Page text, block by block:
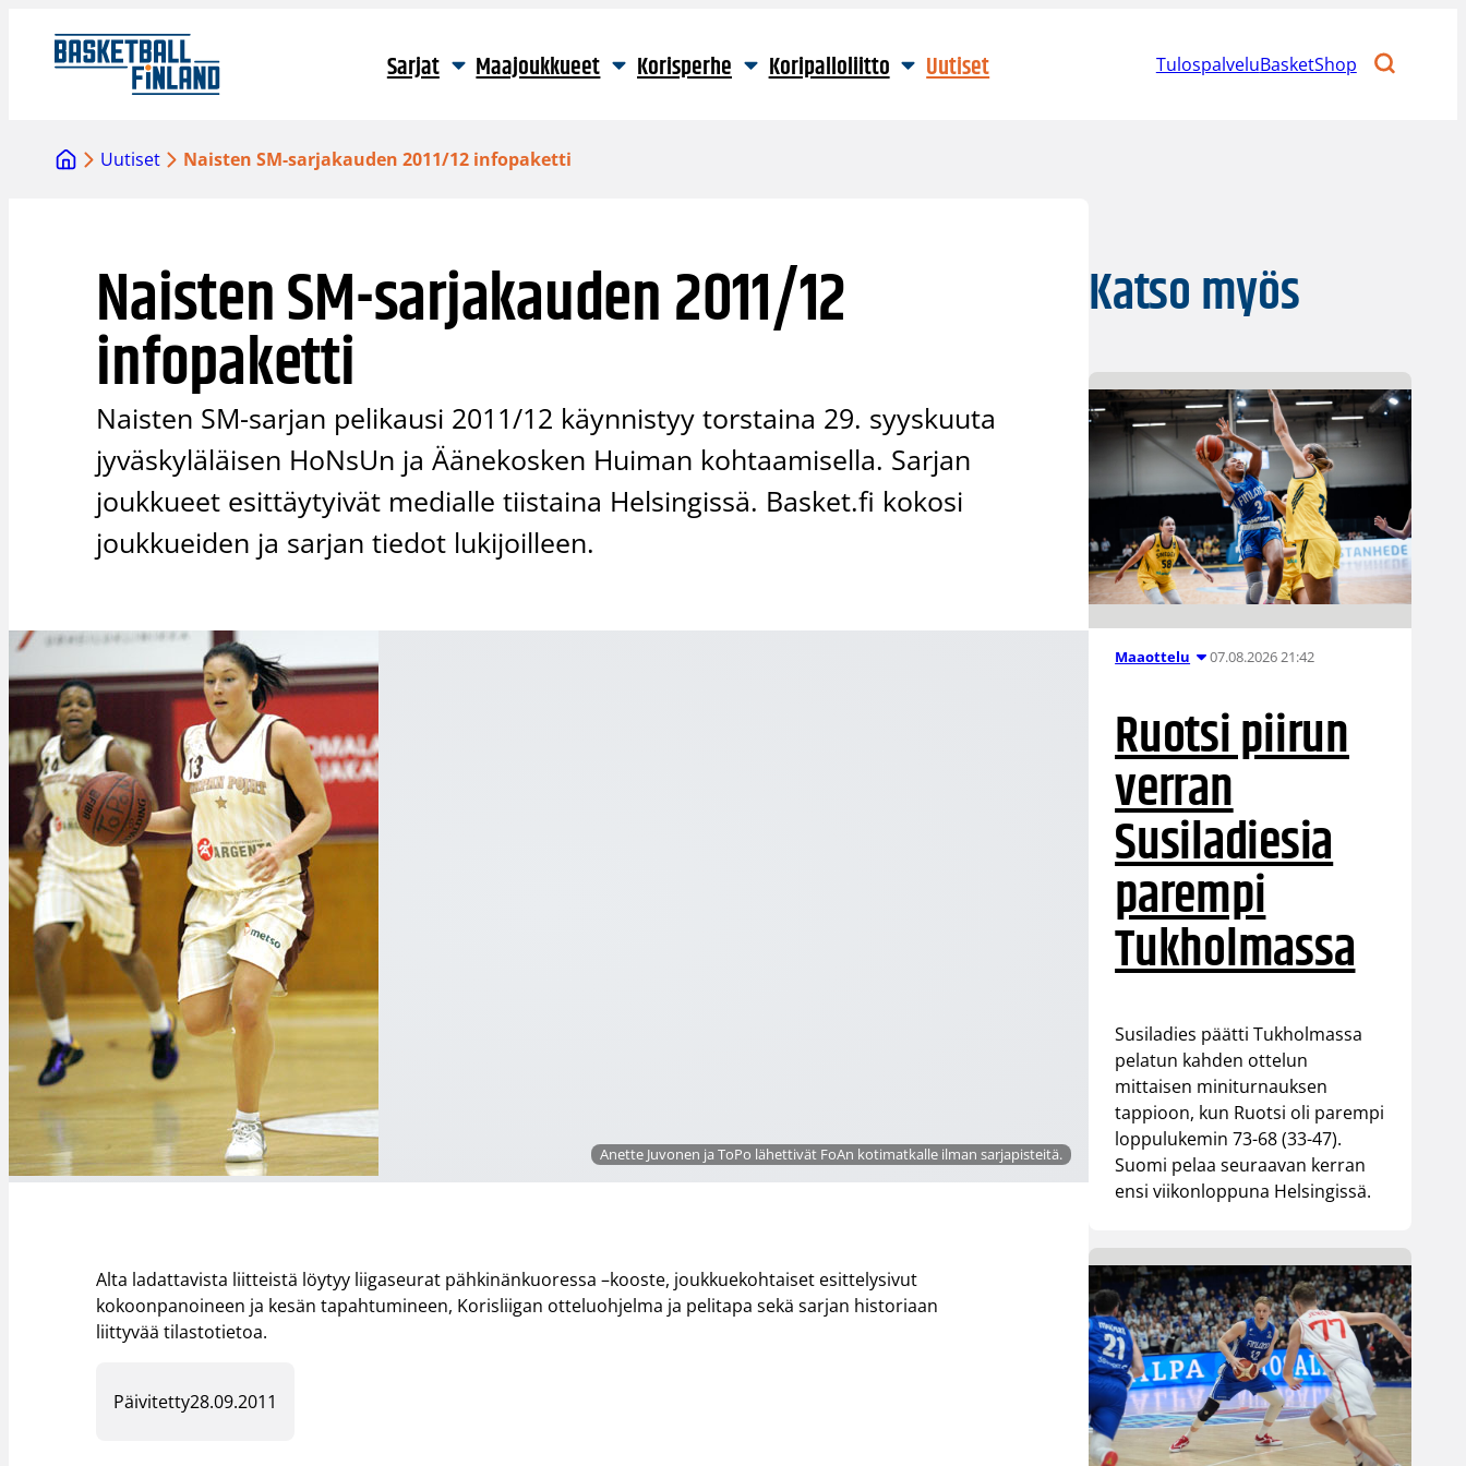
sisältöön
Sarjat Maajoukkueet Korisperhe Koripalloliitto Uutiset TulospalveluBasketShop
Uutiset Naisten SM-sarjakauden 2011/12 infopaketti
Naisten SM-sarjakauden 2011/12
infopaketti
Naisten SM-sarjan pelikausi 2011/12 käynnistyy torstaina 29. syyskuuta
jyväskyläläisen HoNsUn ja Äänekosken Huiman kohtaamisella. Sarjan
joukkueet esittäytyivät medialle tiistaina Helsingissä. Basket.fi kokosi
joukkueiden ja sarjan tiedot lukijoilleen.
Anette Juvonen ja ToPo lähettivät FoAn kotimatkalle ilman sarjapisteitä.
Alta ladattavista liitteistä löytyy liigaseurat pähkinänkuoressa –kooste, joukkuekohtaiset esittelysivut
kokoonpanoineen ja kesän tapahtumineen, Korisliigan otteluohjelma ja pelitapa sekä sarjan historiaan
liittyvää tilastotietoa.
Päivitetty28.09.2011
Katso myös
Maaottelu 07.08.2026 21:42
Ruotsi piirun
verran
Susiladiesia
parempi
Tukholmassa
Susiladies päätti Tukholmassa
pelatun kahden ottelun
mittaisen miniturnauksen
tappioon, kun Ruotsi oli parempi
loppulukemin 73-68 (33-47).
Suomi pelaa seuraavan kerran
ensi viikonloppuna Helsingissä.